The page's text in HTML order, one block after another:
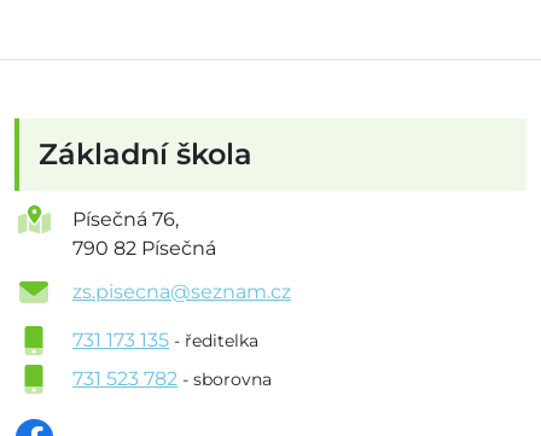
Základní škola
Písečná 76,
790 82 Písečná
zs.pisecna@seznam.cz
731 173 135 - ředitelka
731 523 782 - sborovna